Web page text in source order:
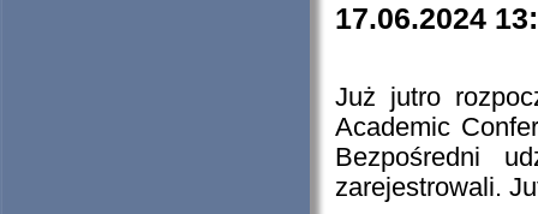
17.06.2024
Już jutro
Academic
Bezpośredni
zarejestrowali.